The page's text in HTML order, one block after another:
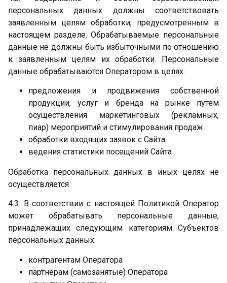
персональных данных должны соответствовать
заявленным целям обработки, предусмотренным в
настоящем разделе. Обрабатываемые персональные
данные не должны быть избыточными по отношению
к заявленным целям их обработки. Персональные
данные обрабатываются Оператором в целях:
предложения и продвижения собственной
продукции, услуг и бренда на рынке путем
осуществления маркетинговых (рекламных,
пиар) мероприятий и стимулирования продаж
обработки входящих заявок с Сайта
ведения статистики посещений Сайта
Обработка персональных данных в иных целях не
осуществляется
4.3. В соответствии с настоящей Политикой Оператор
может обрабатывать персональные данные,
принадлежащих следующим категориям Субъектов
персональных данных:
контрагентам Оператора
партнёрам (самозанятые) Оператора